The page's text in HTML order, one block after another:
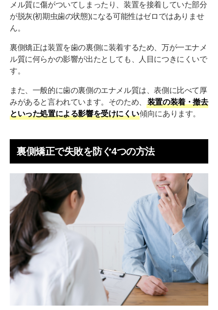
メル質に傷がついてしまったり、装置を接着していた部分
が脱灰(初期虫歯の状態)になる可能性はゼロではありませ
ん。
裏側矯正は装置を歯の裏側に装着するため、万が一エナメ
ル質に何らかの影響が出たとしても、人目につきにくいで
す。
また、一般的に歯の裏側のエナメル質は、表側に比べて厚
みがあると言われています。そのため、
装置の装着・撤去
といった処置による影響を受けにくい傾向にあります。
裏側矯正で失敗を防ぐ4つの方法